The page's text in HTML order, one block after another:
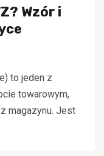
Wzór i
to jeden z
towarowym,
magazynu. Jest